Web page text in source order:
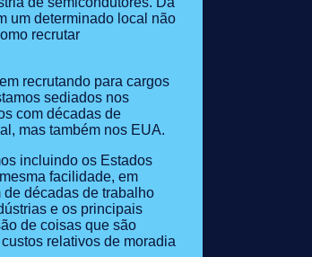
um determinado local não
recrutar
recrutando para cargos
sediados nos
com décadas de
mas também nos EUA.
incluindo os Estados
facilidade, em
décadas de trabalho
e os principais
de coisas que são
relativos de moradia